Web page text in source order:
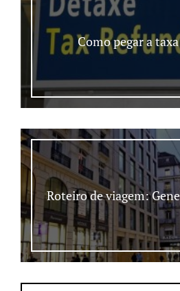
Como pegar a
Roteiro de viagem: